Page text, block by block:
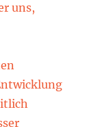
uns,